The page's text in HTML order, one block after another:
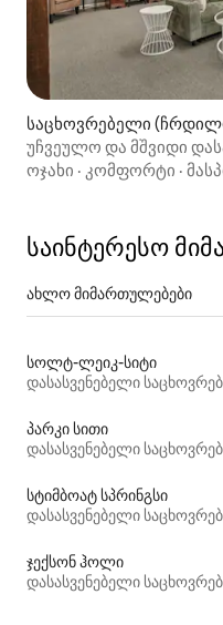
საცხოვრებელი
უჩვეულო და მშვიდი
ჩრდილოეთ ოგდენში
ოჯახი · კომფორტი ·
საინტერესო
ახლო მიმართულებები
სოლტ-ლეიკ-სიტი
პარკი სითი
სტიმბოატ სპრინგსი
ჯექსონ ჰოლი